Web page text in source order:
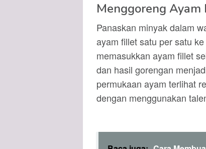
Menggoreng
Panaskan minyak dalam
ayam fillet satu per satu
memasukkan ayam fillet
dan hasil gorengan
permukaan ayam terlihat
dengan menggunakan